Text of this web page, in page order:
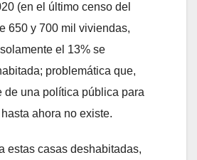
(en el último censo del
650 y 700 mil viviendas,
el 13% se
problemática que,
de una política pública para
ahora no existe.
estas casas deshabitadas,